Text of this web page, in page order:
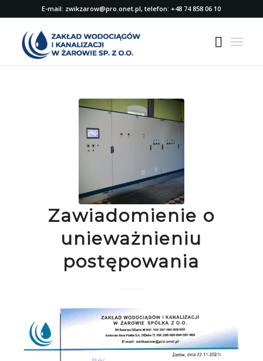
E-mail: zwikzarow@pro.onet.pl, telefon: +48 74 858 06 10
Zawiadomienie o
unieważnieniu
postępowania